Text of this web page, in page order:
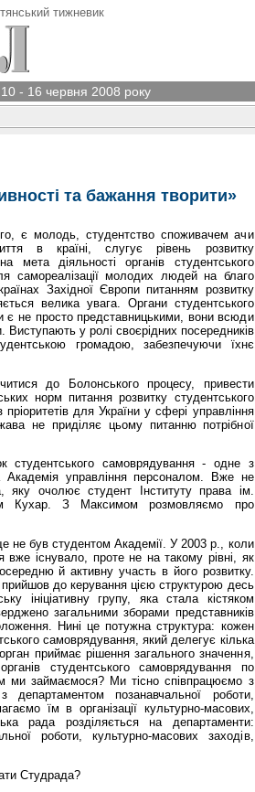
тижневик
10 - 16 червня 2008 року
та бажання творити»
є молодь, студентство споживачем ачи
в країні, слугує рівень розвитку
мета діяльності органів студентського
самореалізації молодих людей на благо
Західної Європи питанням розвитку
велика увага. Органи студентського
є не просто представницькими, вони всюди
Виступають у ролі своєрідних посередників
громадою, забезпечуючи їхнє
до Болонського процесу, привести
норм питання розвитку студентського
для України у сфері управління
не приділяє цьому питанню потрібної
самоврядування - одне з
Академія управління персоналом. Вже не
яку очолює студент Інституту права ім.
Кухар. З Максимом розмовляємо про
не був студентом Академії. У 2003 р., коли
існувало, проте не на такому рівні, як
й активну участь в його розвитку.
до керування цією структурою десь
ініціативну групу, яка стала кістяком
загальними зборами представників
Нині це потужна структура: кожен
самоврядування, який делегує кілька
приймає рішення загального значення,
студентського самоврядування по
ми займаємося? Ми тісно співпрацюємо з
департаментом позанавчальної роботи,
їм в організації культурно-масових,
рада розділяється на департаменти:
роботи, культурно-масових заходів,
Студрада?